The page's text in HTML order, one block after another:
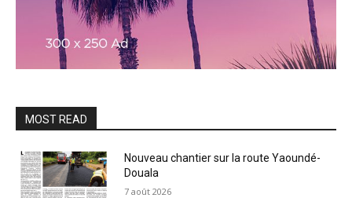
MOST READ
Nouveau chantier sur la route Yaoundé-
Douala
7 août 2026